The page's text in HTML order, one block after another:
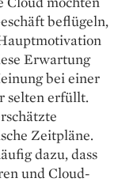
beflügeln,
Erwartung
bei einer
selten erfüllt.
Zeitpläne.
dazu, dass
und Cloud-